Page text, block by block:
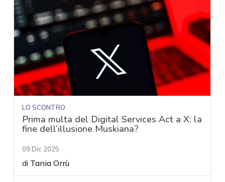
LO SCONTRO
Prima multa del Digital Services Act a X: la
fine dell’illusione Muskiana?
09 Dic 2025
di Tania Orrù